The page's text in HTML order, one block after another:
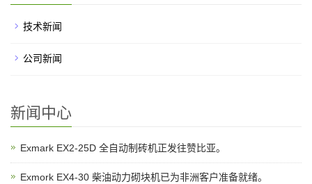
技术新闻
公司新闻
新闻中心
Exmark EX2-25D 全自动制砖机正发往赞比亚。
Exmork EX4-30 柴油动力砌块机已为非洲客户准备就绪。